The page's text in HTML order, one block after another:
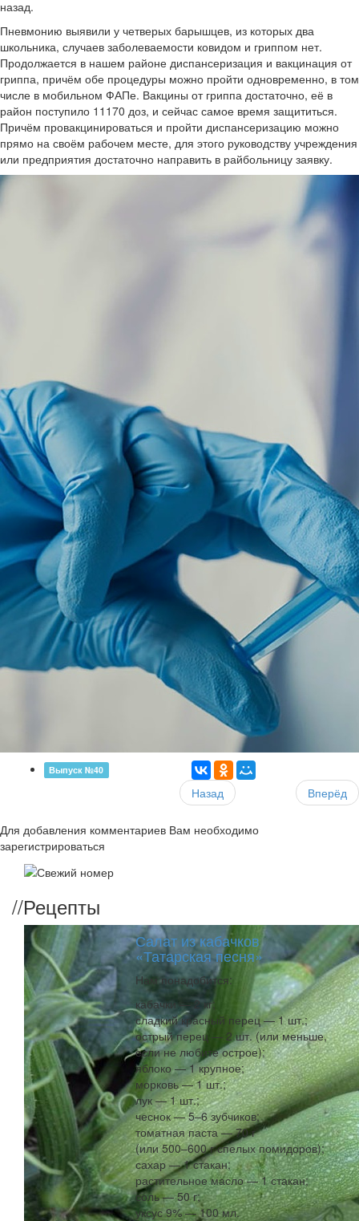
назад.
Пневмонию выявили у четверых барышцев, из которых два
школьника, случаев заболеваемости ковидом и гриппом нет.
Продолжается в нашем районе диспансеризация и вакцинация от
гриппа, причём обе процедуры можно пройти одновременно, в том
числе в мобильном ФАПе. Вакцины от гриппа достаточно, её в
район поступило 11170 доз, и сейчас самое время защититься.
Причём провакцинироваться и пройти диспансеризацию можно
прямо на своём рабочем месте, для этого руководству учреждения
или предприятия достаточно направить в райбольницу заявку.
Выпуск №40
Назад Вперёд
Для добавления комментариев Вам необходимо
зарегистрироваться
//Рецепты
Салат из кабачков
«Татарская песня»
Нам понадобится:
кабачки — 2 кг;
сладкий красный перец — 1 шт.;
острый перец — 2 шт. (или меньше,
если не любите острое);
яблоко — 1 крупное;
морковь — 1 шт.;
лук — 1 шт.;
чеснок — 5–6 зубчиков;
томатная паста — 70 г
(или 500–600 г спелых помидоров);
сахар — 1 стакан;
растительное масло — 1 стакан;
соль — 50 г;
уксус 9% — 100 мл.